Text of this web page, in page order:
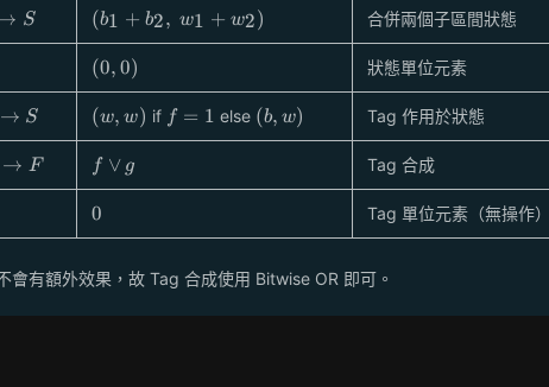
S
(b_1+b_2,\;
w_1+w_2)
(b1 + b2, w1 + w2) 合併兩個子區間狀態
(0,
0)
(0, 0) 狀態單位元素
→ S
(w,
w)
(w, w) if f=1
f = 1 else (b,
w)
(b, w) Tag 作用於狀態
→ F
f
\lor
g
f ∨ g Tag 合成
0
0 Tag 單位元素（無操作）
會有額外效果，故 Tag 合成使用 Bitwise OR 即可。